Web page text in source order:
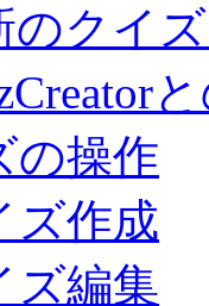
のクイ
の操作
ズ作成
ズ編集